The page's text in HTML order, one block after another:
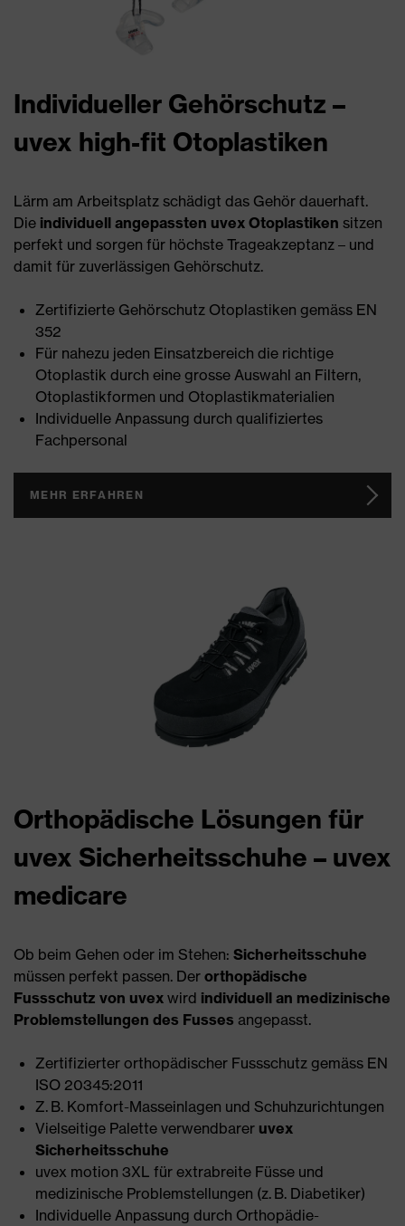
Individueller Gehörschutz –
uvex high-fit Otoplastiken
Lärm am Arbeitsplatz schädigt das Gehör dauerhaft.
Die individuell angepassten uvex Otoplastiken sitzen
perfekt und sorgen für höchste Trageakzeptanz – und
damit für zuverlässigen Gehörschutz.
Zertifizierte Gehörschutz Otoplastiken gemäss EN
352
Für nahezu jeden Einsatzbereich die richtige
Otoplastik durch eine grosse Auswahl an Filtern,
Otoplastikformen und Otoplastikmaterialien
Individuelle Anpassung durch qualifiziertes
Fachpersonal
MEHR ERFAHREN
Orthopädische Lösungen für
uvex Sicherheitsschuhe – uvex
medicare
Ob beim Gehen oder im Stehen: Sicherheitsschuhe
müssen perfekt passen. Der orthopädische
Fussschutz von uvex wird individuell an medizinische
Problemstellungen des Fusses angepasst.
Zertifizierter orthopädischer Fussschutz gemäss EN
ISO 20345:2011
Z. B. Komfort-Masseinlagen und Schuhzurichtungen
Vielseitige Palette verwendbarer uvex
Sicherheitsschuhe
uvex motion 3XL für extrabreite Füsse und
medizinische Problemstellungen (z. B. Diabetiker)
Individuelle Anpassung durch Orthopädie-